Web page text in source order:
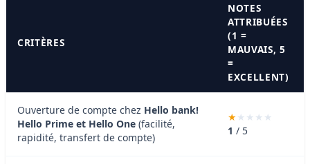
CRITÈRES
NOTES
ATTRIBUÉES
(1 =
MAUVAIS, 5
=
EXCELLENT)
Ouverture de compte chez Hello bank!
Hello Prime et Hello One (facilité,
rapidité, transfert de compte)
1 / 5